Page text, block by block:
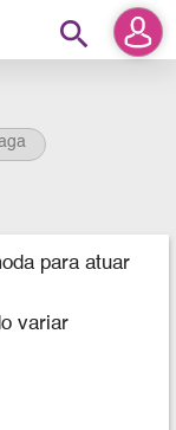
search
para atuar
variar